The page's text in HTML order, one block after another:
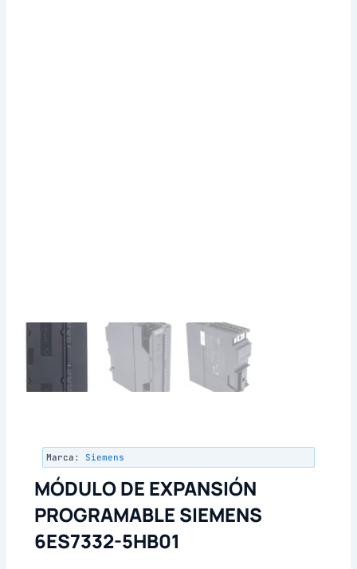
Marca: Siemens
MÓDULO DE EXPANSIÓN
PROGRAMABLE SIEMENS
6ES7332-5HB01